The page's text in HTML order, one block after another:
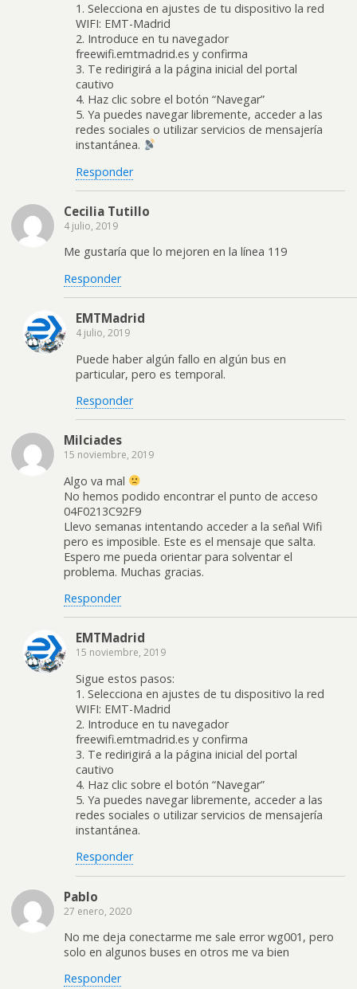
1. Selecciona en ajustes de tu dispositivo la red
WIFI: EMT-Madrid
2. Introduce en tu navegador
freewifi.emtmadrid.es y confirma
3. Te redirigirá a la página inicial del portal
cautivo
4. Haz clic sobre el botón “Navegar”
5. Ya puedes navegar libremente, acceder a las
redes sociales o utilizar servicios de mensajería
instantánea.
Responder
Cecilia Tutillo
4 julio, 2019
Me gustaría que lo mejoren en la línea 119
Responder
EMTMadrid
4 julio, 2019
Puede haber algún fallo en algún bus en
particular, pero es temporal.
Responder
Milciades
15 noviembre, 2019
Algo va mal
No hemos podido encontrar el punto de acceso
04F0213C92F9
Llevo semanas intentando acceder a la señal Wifi
pero es imposible. Este es el mensaje que salta.
Espero me pueda orientar para solventar el
problema. Muchas gracias.
Responder
EMTMadrid
15 noviembre, 2019
Sigue estos pasos:
1. Selecciona en ajustes de tu dispositivo la red
WIFI: EMT-Madrid
2. Introduce en tu navegador
freewifi.emtmadrid.es y confirma
3. Te redirigirá a la página inicial del portal
cautivo
4. Haz clic sobre el botón “Navegar”
5. Ya puedes navegar libremente, acceder a las
redes sociales o utilizar servicios de mensajería
instantánea.
Responder
Pablo
27 enero, 2020
No me deja conectarme me sale error wg001, pero
solo en algunos buses en otros me va bien
Responder